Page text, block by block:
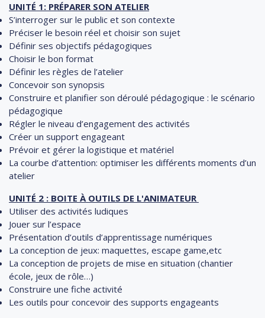
UNITÉ 1: PRÉPARER SON ATELIER
S’interroger sur le public et son contexte
Préciser le besoin réel et choisir son sujet
Définir ses objectifs pédagogiques
Choisir le bon format
Définir les règles de l’atelier
Concevoir son synopsis
Construire et planifier son déroulé pédagogique : le scénario
pédagogique
Régler le niveau d’engagement des activités
Créer un support engageant
Prévoir et gérer la logistique et matériel
La courbe d’attention: optimiser les différents moments d’un
atelier
UNITÉ 2 : BOITE À OUTILS DE L'ANIMATEUR
Utiliser des activités ludiques
Jouer sur l’espace
Présentation d’outils d’apprentissage numériques
La conception de jeux: maquettes, escape game,etc
La conception de projets de mise en situation (chantier
école, jeux de rôle…)
Construire une fiche activité
Les outils pour concevoir des supports engageants